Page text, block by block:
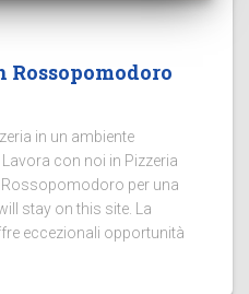
in un ambiente
con noi in Pizzeria
per una
stay on this site. La
eccezionali opportunità